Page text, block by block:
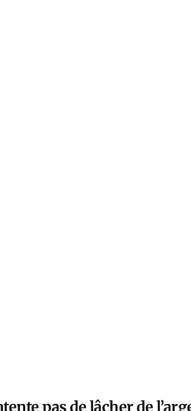
pas de lâcher de